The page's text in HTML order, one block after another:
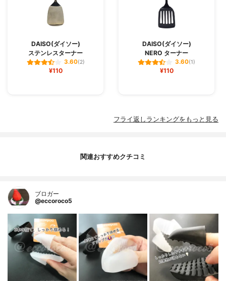
DAISO(ダイソー)
ステンレスターナー
3.60(2)
¥110
DAISO(ダイソー)
NERO ターナー
3.60(1)
¥110
フライ返しランキングをもっと見る
関連おすすめクチコミ
ブロガー
@eccoroco5